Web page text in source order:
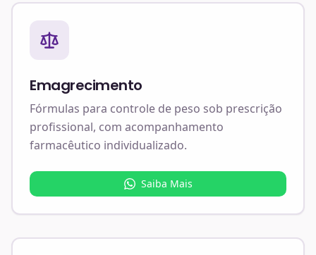
Emagrecimento
Fórmulas para controle de peso sob prescrição
profissional, com acompanhamento
farmacêutico individualizado.
Saiba Mais